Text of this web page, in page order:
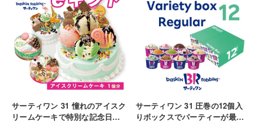
サーティワン 31 憧れのアイスク
リームケーキで特別な記念日を
サーティワン 31 圧巻の12個入
りボックスでパーティーが最高